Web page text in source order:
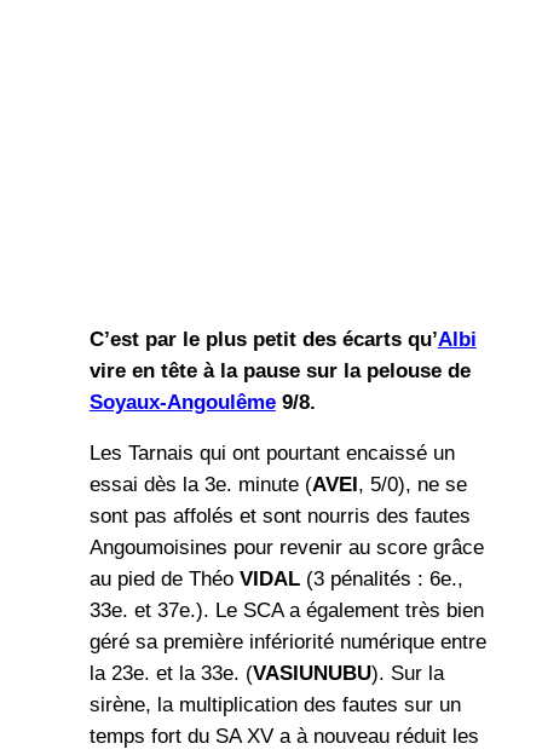
C’est par le plus petit des écarts qu’Albi
vire en tête à la pause sur la pelouse de
Soyaux-Angoulême9/8.
Les Tarnais qui ont pourtant encaissé un
essai dès la 3e. minute (AVEI , 5/0), ne se
sont pas affolés et sont nourris des fautes
Angoumoisines pour revenir au score grâce
au pied de Théo VIDAL (3 pénalités : 6e.,
33e. et 37e.). Le SCA a également très bien
géré sa première infériorité numérique entre
la 23e. et la 33e. (VASIUNUBU). Sur la
sirène, la multiplication des fautes sur un
temps fort du SA XV a à nouveau réduit les